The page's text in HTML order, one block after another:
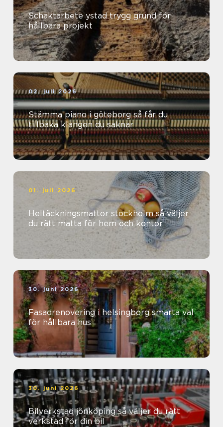
Schaktarbete ystad trygg grund för
hållbara projekt
02. juli 2026
Stämma piano i göteborg så får du
tillbaka klangen du saknar
01. juli 2026
Heltäckningsmattor stockholm så väljer
du rätt matta för hem och kontor
30. juni 2026
Fasadrenovering i helsingborg smarta val
för hållbara hus
30. juni 2026
Bilverkstad jönköping så väljer du rätt
verkstad för din bil